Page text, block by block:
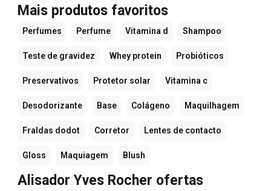
Mais produtos favoritos
Perfumes Perfume Vitamina d Shampoo
Teste de gravidez Whey protein Probióticos
Preservativos Protetor solar Vitamina c
Desodorizante Base Colágeno Maquilhagem
Fraldas dodot Corretor Lentes de contacto
Gloss Maquiagem Blush
Alisador Yves Rocher ofertas